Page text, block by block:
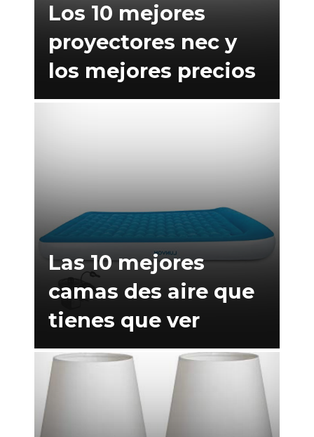
Los 10 mejores
proyectores nec y
los mejores precios
Las 10 mejores
camas des aire que
tienes que ver